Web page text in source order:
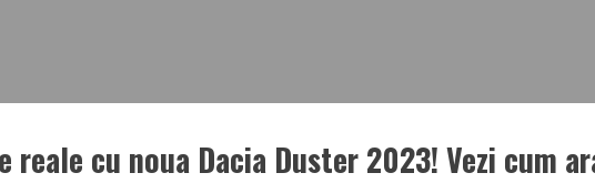
reale cu noua Dacia Duster 2023! Vezi cum